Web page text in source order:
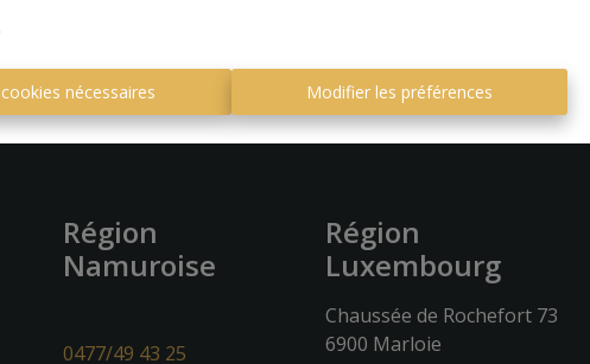
nécessaires Modifier les préférences
Région
Namuroise
0477/49 43 25
Région
Luxembourg
Chaussée de Rochefort 73
6900 Marloie